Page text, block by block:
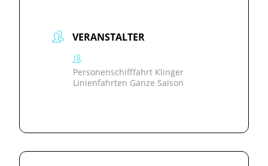
VERANSTALTER
Personenschifffahrt Klinger
Linienfahrten Ganze Saison